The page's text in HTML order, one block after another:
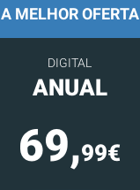
A MELHOR OFERTA
DIGITAL
ANUAL
69,99€